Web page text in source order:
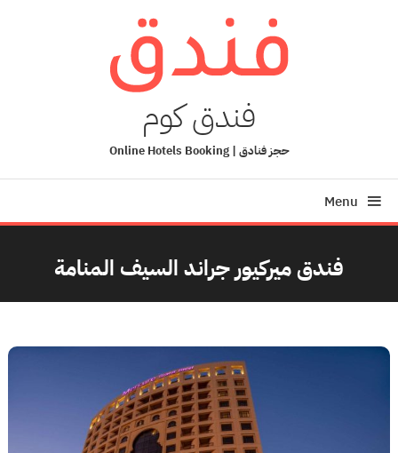
فندق كوم
حجز فنادق | Online Hotels Booking
Menu
فندق ميركيور جراند السيف المنامة